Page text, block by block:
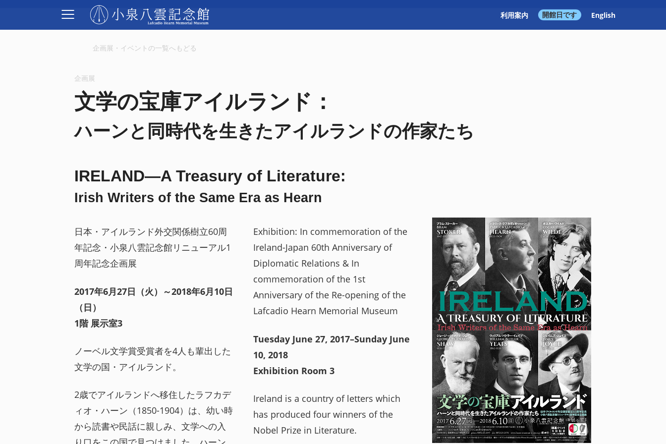
利用案内 開館日です English
企画展・イベントの一覧へもどる
企画展
文学の宝庫アイルランド：
ハーンと同時代を生きたアイルランドの作家たち
IRELAND—A Treasury of Literature:
Irish Writers of the Same Era as Hearn
日本・アイルランド外交関係樹立60周
年記念・小泉八雲記念館リニューアル1
周年記念企画展
2017年6月27日（火）～2018年6月10日
（日）
1階 展示室3
ノーベル文学賞受賞者を4人も輩出した
文学の国・アイルランド。
2歳でアイルランドへ移住したラフカデ
ィオ・ハーン（1850-1904）は、幼い時
から読書や民話に親しみ、文学への入
Exhibition: In commemoration of the
Ireland-Japan 60th Anniversary of
Diplomatic Relations & In
commemoration of the 1st
Anniversary of the Re-opening of the
Lafcadio Hearn Memorial Museum
Tuesday June 27, 2017–Sunday June
10, 2018
Exhibition Room 3
Ireland is a country of letters which
has produced four winners of the
Nobel Prize in Literature.